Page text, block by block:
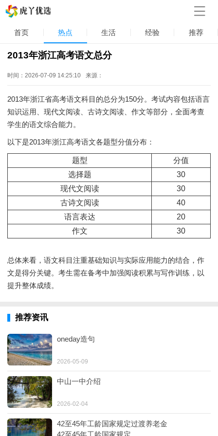
首页 热点 生活 经验 推荐
2013年浙江高考语文总分
时间：2026-07-09 14:25:10 来源：
2013年浙江省高考语文科目的总分为150分。考试内容包括语言
知识运用、现代文阅读、古诗文阅读、作文等部分，全面考查
学生的语文综合能力。
以下是2013年浙江高考语文各题型分值分布：
题型
分值
选择题
30
现代文阅读
30
古诗文阅读
40
语言表达
20
作文
30
总体来看，语文科目注重基础知识与实际应用能力的结合，作
文是得分关键。考生需在备考中加强阅读积累与写作训练，以
提升整体成绩。
推荐资讯
oneday造句
2026-05-09
中山一中介绍
2026-02-04
42至45年工龄国家规定过渡养老金
42至45年工龄国家规定